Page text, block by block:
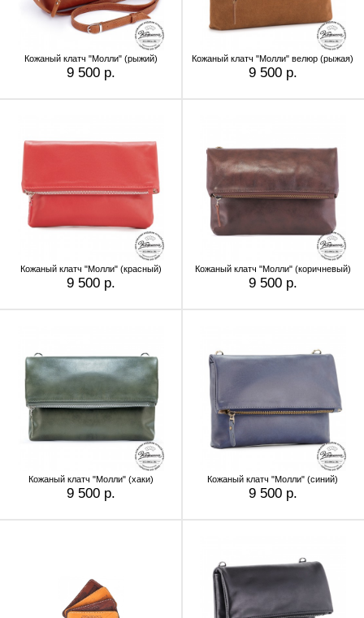
Кожаный клатч "Молли" (рыжий)
9 500 р.
Кожаный клатч "Молли" велюр (рыжая)
9 500 р.
Кожаный клатч "Молли" (красный)
9 500 р.
Кожаный клатч "Молли" (коричневый)
9 500 р.
Кожаный клатч "Молли" (хаки)
9 500 р.
Кожаный клатч "Молли" (синий)
9 500 р.